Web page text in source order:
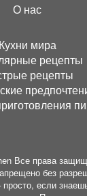
О нас
Кухни мира
рецепты
рецепты
Все права
без
просто, если